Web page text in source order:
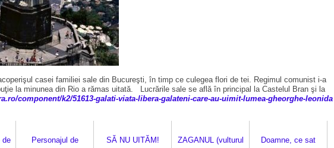
casei familiei sale din Bucureşti, în timp ce culegea flori de tei. Regimul comunist i-a
la minunea din Rio a rămas uitată. Lucrările sale se află în principal la Castelul Bran şi la
component/k2/51613-galati-viata-libera-galateni-care-au-uimit-lumea-gheorghe-leonida
de
Personajul de
SĂ NU UITĂM!
ZAGANUL (vulturul
Doamne, ce sat